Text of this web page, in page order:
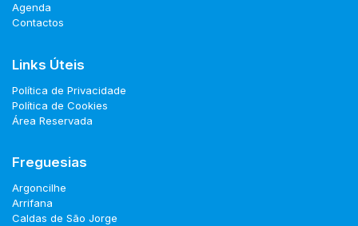
Agenda
Contactos
Links Úteis
Política de Privacidade
Política de Cookies
Área Reservada
Freguesias
Argoncilhe
Arrifana
Caldas de São Jorge